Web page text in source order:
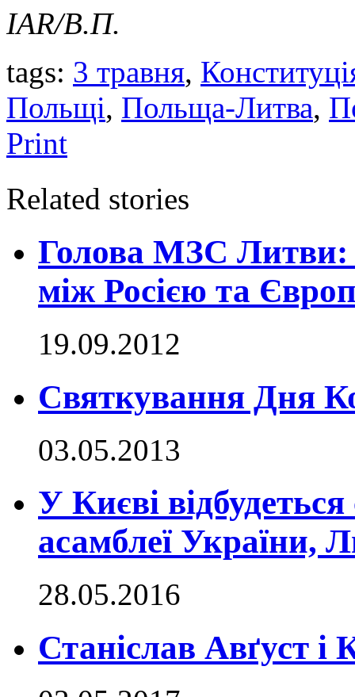
IAR/В.П.
tags: 3 травня,
Польщі, Польща-Литва,
Print
Related stories
Голова МЗС Литви:
між Росією та
19.09.2012
Святкування Дня
03.05.2013
У Києві
асамблеї України,
28.05.2016
Станіслав Авґуст і